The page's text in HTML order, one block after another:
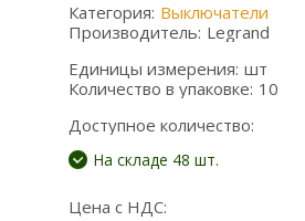
Категория: Выключатели
Производитель: Legrand
Единицы измерения: шт
Количество в упаковке: 10
Доступное количество:
На складе 48 шт.
Цена с НДС: